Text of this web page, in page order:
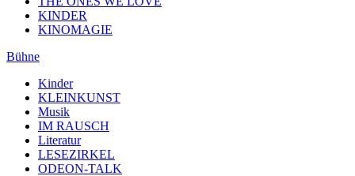
KINDER
KINOMAGIE
Bühne
Kinder
KLEINKUNST
Musik
IM RAUSCH
Literatur
LESEZIRKEL
ODEON-TALK